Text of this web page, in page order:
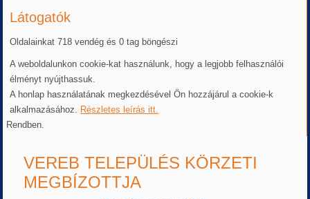
Látogatók
Oldalainkat 718 vendég és 0 tag böngészi
A weboldalunkon cookie-kat használunk, hogy a legjobb felhasználói
élményt nyújthassuk.
A honlap használatának megkezdésével Ön hozzájárul a cookie-k
alkalmazásához. Részletes leírás itt.
Rendben.
VEREB TELEPÜLÉS KÖRZETI
MEGBÍZOTTJA